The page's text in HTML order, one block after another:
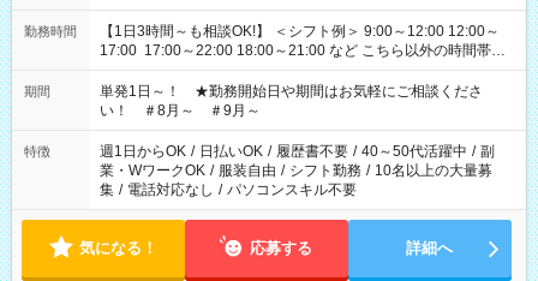
勤務時間
【1日3時間～も相談OK!】 ＜シフト例＞ 9:00～12:00 12:00～
17:00 17:00～22:00 18:00～21:00 など こちら以外の時間帯も
お気軽にご相談ください！
期間
単発1日～！ ★勤務開始日や期間はお気軽にご相談くださ
い！ ＃8月～ ＃9月～
特徴 週1日からOK / 日払いOK / 履歴書不要 / 40～50代活躍中 / 副
業・WワークOK / 服装自由 / シフト勤務 / 10名以上の大量募
集 / 電話対応なし / パソコンスキル不要
気になる！ 応募する 詳細へ